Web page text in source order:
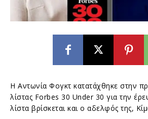
Η Αντωνία Φογκτ κατατάχθηκε στην
λίστας Forbes 30 Under 30 για την
λίστα βρίσκεται και ο αδελφός της,